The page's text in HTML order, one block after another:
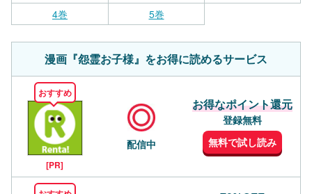
4巻
5巻
漫画『怨霊お子様』をお得に読めるサービス
おすすめ
[PR]
配信中
お得なポイント還元
登録無料
無料で試し読み